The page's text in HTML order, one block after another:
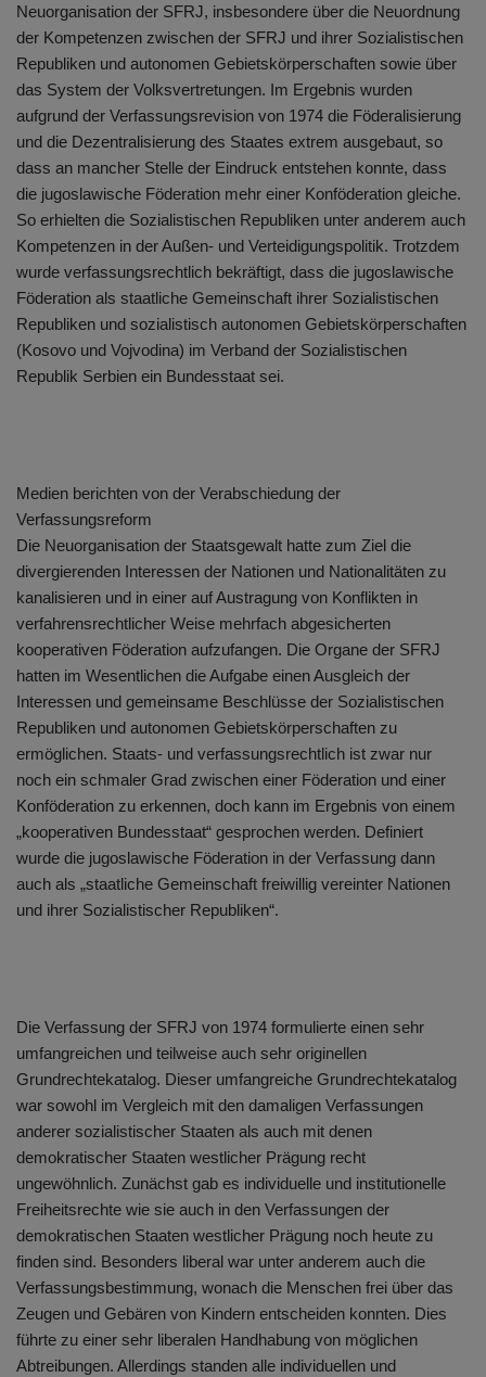
Neuorganisation der SFRJ, insbesondere über die Neuordnung
der Kompetenzen zwischen der SFRJ und ihrer Sozialistischen
Republiken und autonomen Gebietskörperschaften sowie über
das System der Volksvertretungen. Im Ergebnis wurden
aufgrund der Verfassungsrevision von 1974 die Föderalisierung
und die Dezentralisierung des Staates extrem ausgebaut, so
dass an mancher Stelle der Eindruck entstehen konnte, dass
die jugoslawische Föderation mehr einer Konföderation gleiche.
So erhielten die Sozialistischen Republiken unter anderem auch
Kompetenzen in der Außen- und Verteidigungspolitik. Trotzdem
wurde verfassungsrechtlich bekräftigt, dass die jugoslawische
Föderation als staatliche Gemeinschaft ihrer Sozialistischen
Republiken und sozialistisch autonomen Gebietskörperschaften
(Kosovo und Vojvodina) im Verband der Sozialistischen
Republik Serbien ein Bundesstaat sei.
Medien berichten von der Verabschiedung der
Verfassungsreform
Die Neuorganisation der Staatsgewalt hatte zum Ziel die
divergierenden Interessen der Nationen und Nationalitäten zu
kanalisieren und in einer auf Austragung von Konflikten in
verfahrensrechtlicher Weise mehrfach abgesicherten
kooperativen Föderation aufzufangen. Die Organe der SFRJ
hatten im Wesentlichen die Aufgabe einen Ausgleich der
Interessen und gemeinsame Beschlüsse der Sozialistischen
Republiken und autonomen Gebietskörperschaften zu
ermöglichen. Staats- und verfassungsrechtlich ist zwar nur
noch ein schmaler Grad zwischen einer Föderation und einer
Konföderation zu erkennen, doch kann im Ergebnis von einem
„kooperativen Bundesstaat“ gesprochen werden. Definiert
wurde die jugoslawische Föderation in der Verfassung dann
auch als „staatliche Gemeinschaft freiwillig vereinter Nationen
und ihrer Sozialistischer Republiken“.
Die Verfassung der SFRJ von 1974 formulierte einen sehr
umfangreichen und teilweise auch sehr originellen
Grundrechtekatalog. Dieser umfangreiche Grundrechtekatalog
war sowohl im Vergleich mit den damaligen Verfassungen
anderer sozialistischer Staaten als auch mit denen
demokratischer Staaten westlicher Prägung recht
ungewöhnlich. Zunächst gab es individuelle und institutionelle
Freiheitsrechte wie sie auch in den Verfassungen der
demokratischen Staaten westlicher Prägung noch heute zu
finden sind. Besonders liberal war unter anderem auch die
Verfassungsbestimmung, wonach die Menschen frei über das
Zeugen und Gebären von Kindern entscheiden konnten. Dies
führte zu einer sehr liberalen Handhabung von möglichen
Abtreibungen. Allerdings standen alle individuellen und